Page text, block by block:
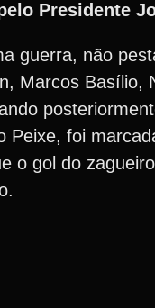
Presidente
guerra, não
Marcos Basílio,
Peixe, foi
o gol do